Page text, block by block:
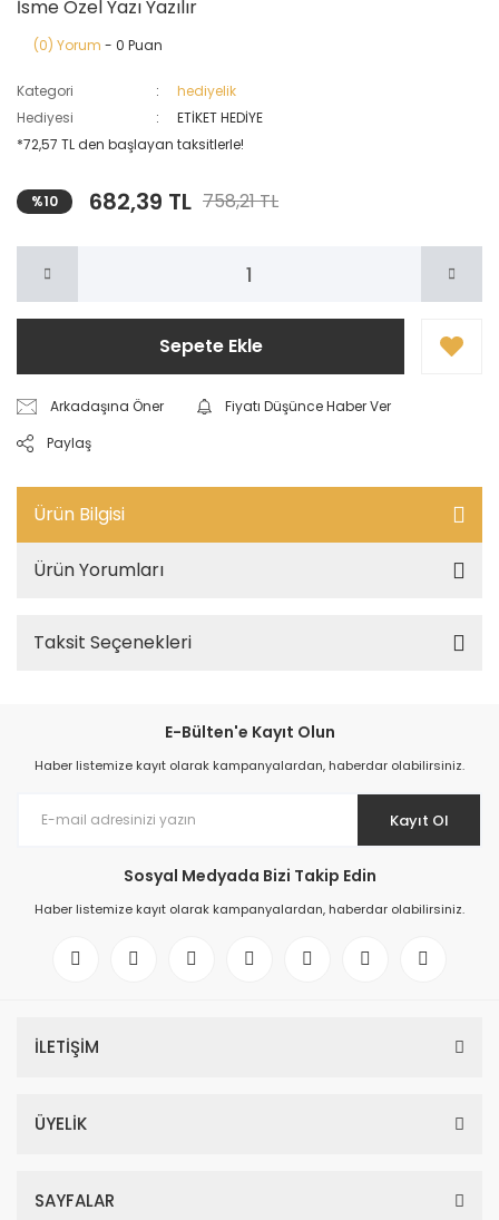
İsme Özel Yazı Yazılır
(0) Yorum - 0 Puan
Kategori
hediyelik
Hediyesi
ETİKET HEDİYE
*72,57 TL den başlayan taksitlerle!
%10 682,39 TL 758,21 TL
Sepete Ekle
Arkadaşına Öner
Fiyatı Düşünce Haber Ver
Paylaş
Ürün Bilgisi
Ürün Yorumları
Taksit Seçenekleri
E-Bülten'e Kayıt Olun
Haber listemize kayıt olarak kampanyalardan, haberdar olabilirsiniz.
Kayıt Ol
Sosyal Medyada Bizi Takip Edin
Haber listemize kayıt olarak kampanyalardan, haberdar olabilirsiniz.
İLETİŞİM
ÜYELİK
SAYFALAR